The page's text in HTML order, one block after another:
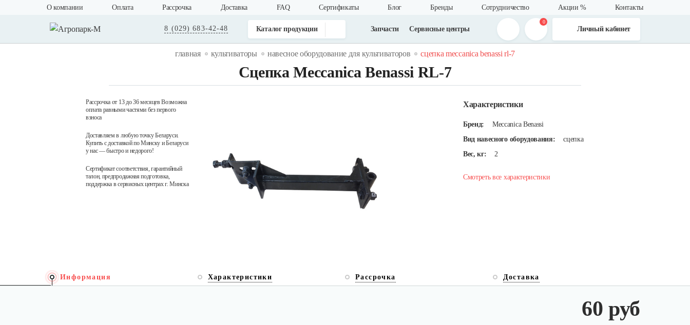
О компании Оплата Рассрочка Доставка FAQ Cертификаты Блог Бренды Сотрудничество Акции % Контакты
8 (029) 683-42-48 Каталог продукции Запчасти Сервисные центры
0
Личный кабинет
главная культиваторы навесное оборудование для культиваторов сцепка meccanica benassi rl-7
Сцепка Meccanica Benassi RL-7
Рассрочка от 13 до 36 месяцев Возможна
оплата равными частями без первого
взноса
Доставляем в любую точку Беларуси.
Купить с доставкой по Минску и Беларуси
у нас — быстро и недорого!
Сертификат соответствия, гарантийный
талон, предпродажная подготовка,
поддержка в сервисных центрах г. Минска
Характеристики
Бренд:
Meccanica Benassi
Вид навесного оборудования:
сцепка
Вес, кг:
2
Смотреть все характеристики
Информация Характеристики Рассрочка Доставка
60 руб